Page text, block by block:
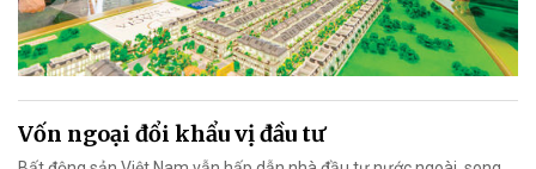
Vốn ngoại đổi khẩu vị đầu tư